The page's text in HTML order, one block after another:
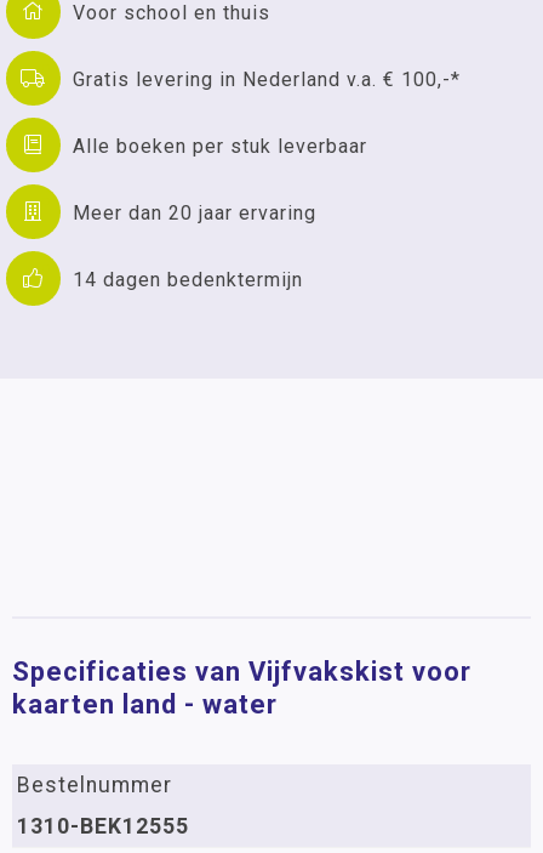
Voor school en thuis
Gratis levering in Nederland v.a. € 100,-*
Alle boeken per stuk leverbaar
Meer dan 20 jaar ervaring
14 dagen bedenktermijn
Specificaties van Vijfvakskist voor
kaarten land - water
Bestelnummer
1310-BEK12555